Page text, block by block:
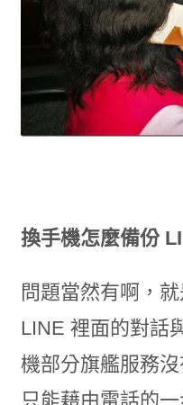
換手機怎麼備份
問題當然有啊，
LINE 裡面的對話
機部分旗艦服務
只能藉由電話的